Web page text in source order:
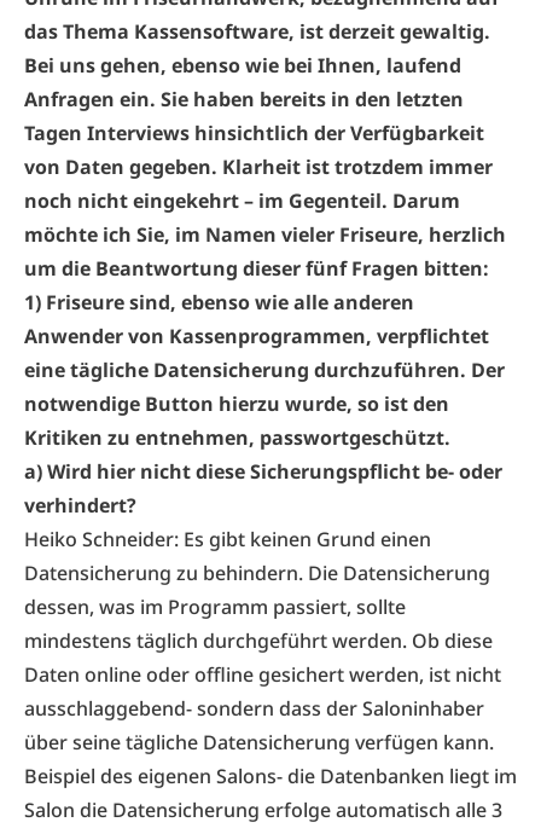
das Thema Kassensoftware, ist derzeit gewaltig.
Bei uns gehen, ebenso wie bei Ihnen, laufend
Anfragen ein. Sie haben bereits in den letzten
Tagen Interviews hinsichtlich der Verfügbarkeit
von Daten gegeben. Klarheit ist trotzdem immer
noch nicht eingekehrt – im Gegenteil. Darum
möchte ich Sie, im Namen vieler Friseure, herzlich
um die Beantwortung dieser fünf Fragen bitten:
1) Friseure sind, ebenso wie alle anderen
Anwender von Kassenprogrammen, verpflichtet
eine tägliche Datensicherung durchzuführen. Der
notwendige Button hierzu wurde, so ist den
Kritiken zu entnehmen, passwortgeschützt.
a) Wird hier nicht diese Sicherungspflicht be- oder
verhindert?
Heiko Schneider: Es gibt keinen Grund einen
Datensicherung zu behindern. Die Datensicherung
dessen, was im Programm passiert, sollte
mindestens täglich durchgeführt werden. Ob diese
Daten online oder offline gesichert werden, ist nicht
ausschlaggebend- sondern dass der Saloninhaber
über seine tägliche Datensicherung verfügen kann.
Beispiel des eigenen Salons- die Datenbanken liegt im
Salon die Datensicherung erfolge automatisch alle 3